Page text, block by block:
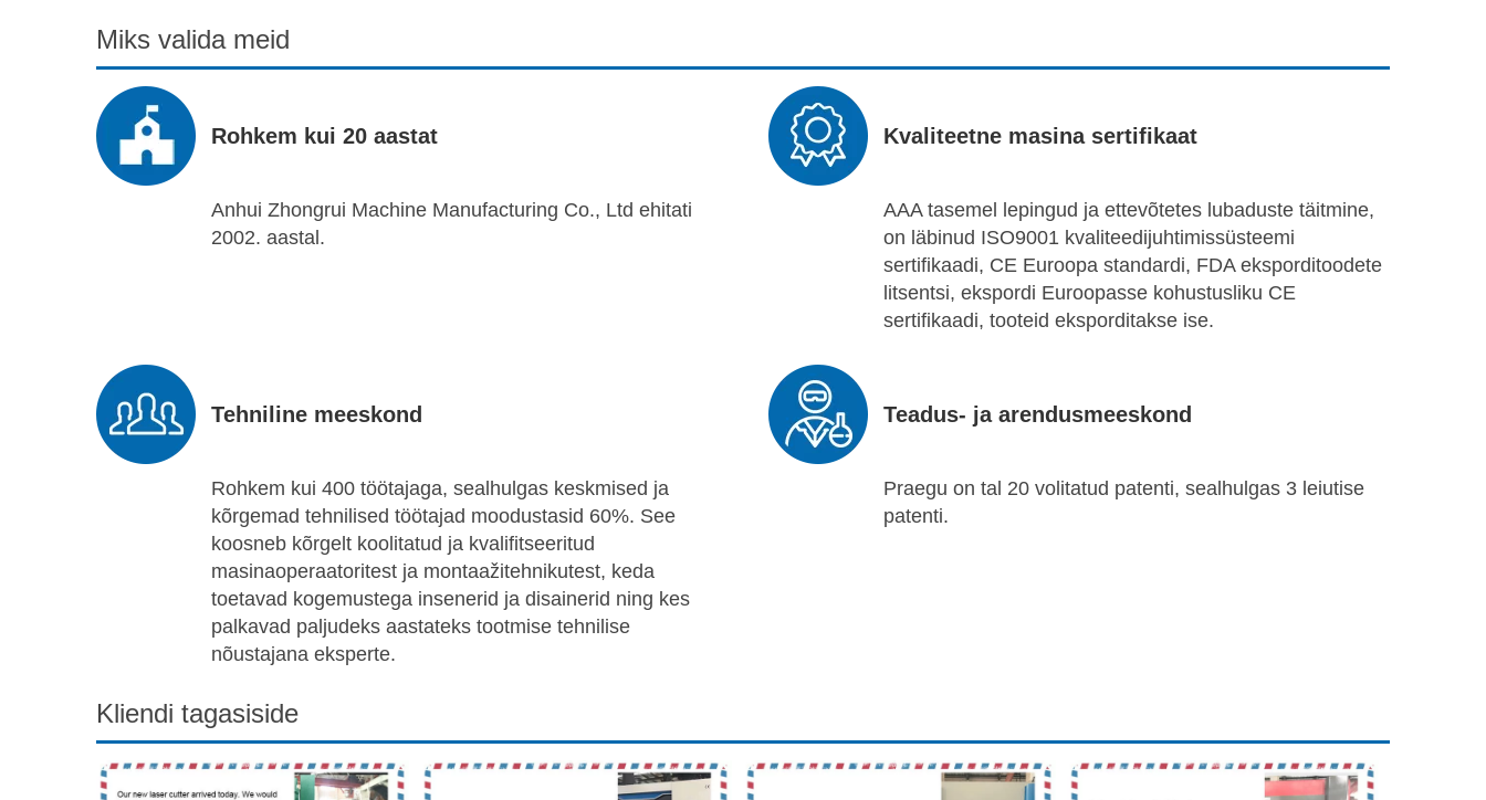
Miks valida meid
Rohkem kui 20 aastat
Anhui Zhongrui Machine Manufacturing Co., Ltd ehitati
2002. aastal.
Kvaliteetne masina sertifikaat
AAA tasemel lepingud ja ettevõtetes lubaduste täitmine,
on läbinud ISO9001 kvaliteedijuhtimissüsteemi
sertifikaadi, CE Euroopa standardi, FDA eksporditoodete
litsentsi, ekspordi Euroopasse kohustusliku CE
sertifikaadi, tooteid eksporditakse ise.
Tehniline meeskond
Rohkem kui 400 töötajaga, sealhulgas keskmised ja
kõrgemad tehnilised töötajad moodustasid 60%. See
koosneb kõrgelt koolitatud ja kvalifitseeritud
masinaoperaatoritest ja montaažitehnikutest, keda
toetavad kogemustega insenerid ja disainerid ning kes
palkavad paljudeks aastateks tootmise tehnilise
nõustajana eksperte.
Teadus- ja arendusmeeskond
Praegu on tal 20 volitatud patenti, sealhulgas 3 leiutise
patenti.
Kliendi tagasiside